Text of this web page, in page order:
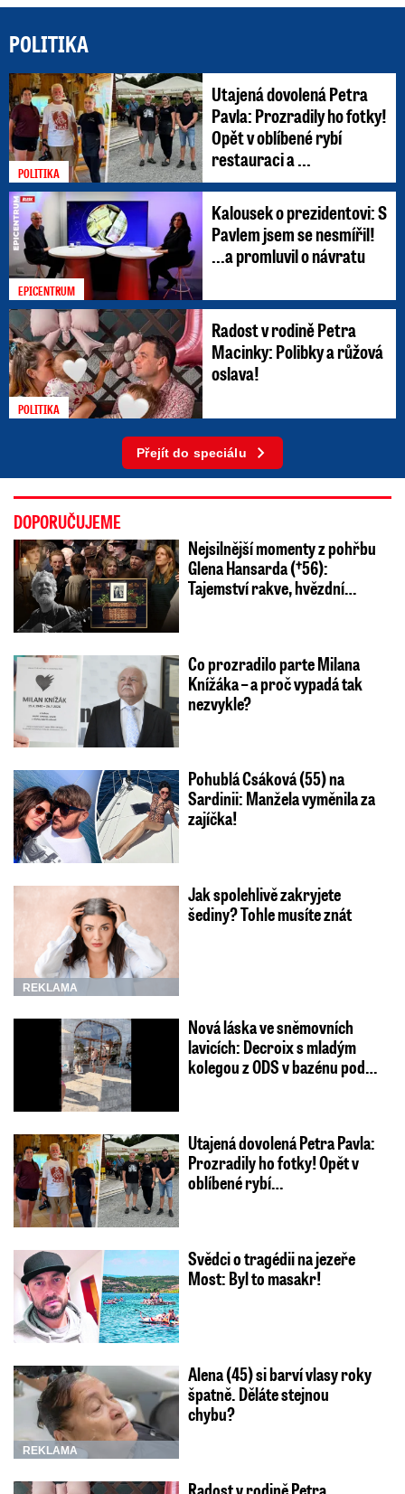
POLITIKA
POLITIKA
Utajená dovolená Petra
Pavla: Prozradily ho fotky!
Opět v oblíbené rybí
restauraci a ...
EPICENTRUM
Kalousek o prezidentovi: S
Pavlem jsem se nesmířil!
...a promluvil o návratu
POLITIKA
Radost v rodině Petra
Macinky: Polibky a růžová
oslava!
Přejít do speciálu
DOPORUČUJEME
Nejsilnější momenty z pohřbu
Glena Hansarda (†56):
Tajemství rakve, hvězdní…
Co prozradilo parte Milana
Knížáka – a proč vypadá tak
nezvykle?
Pohublá Csáková (55) na
Sardinii: Manžela vyměnila za
zajíčka!
REKLAMA
Jak spolehlivě zakryjete
šediny? Tohle musíte znát
Nová láska ve sněmovních
lavicích: Decroix s mladým
kolegou z ODS v bazénu pod…
Utajená dovolená Petra Pavla:
Prozradily ho fotky! Opět v
oblíbené rybí…
Svědci o tragédii na jezeře
Most: Byl to masakr!
REKLAMA
Alena (45) si barví vlasy roky
špatně. Děláte stejnou
chybu?
Radost v rodině Petra